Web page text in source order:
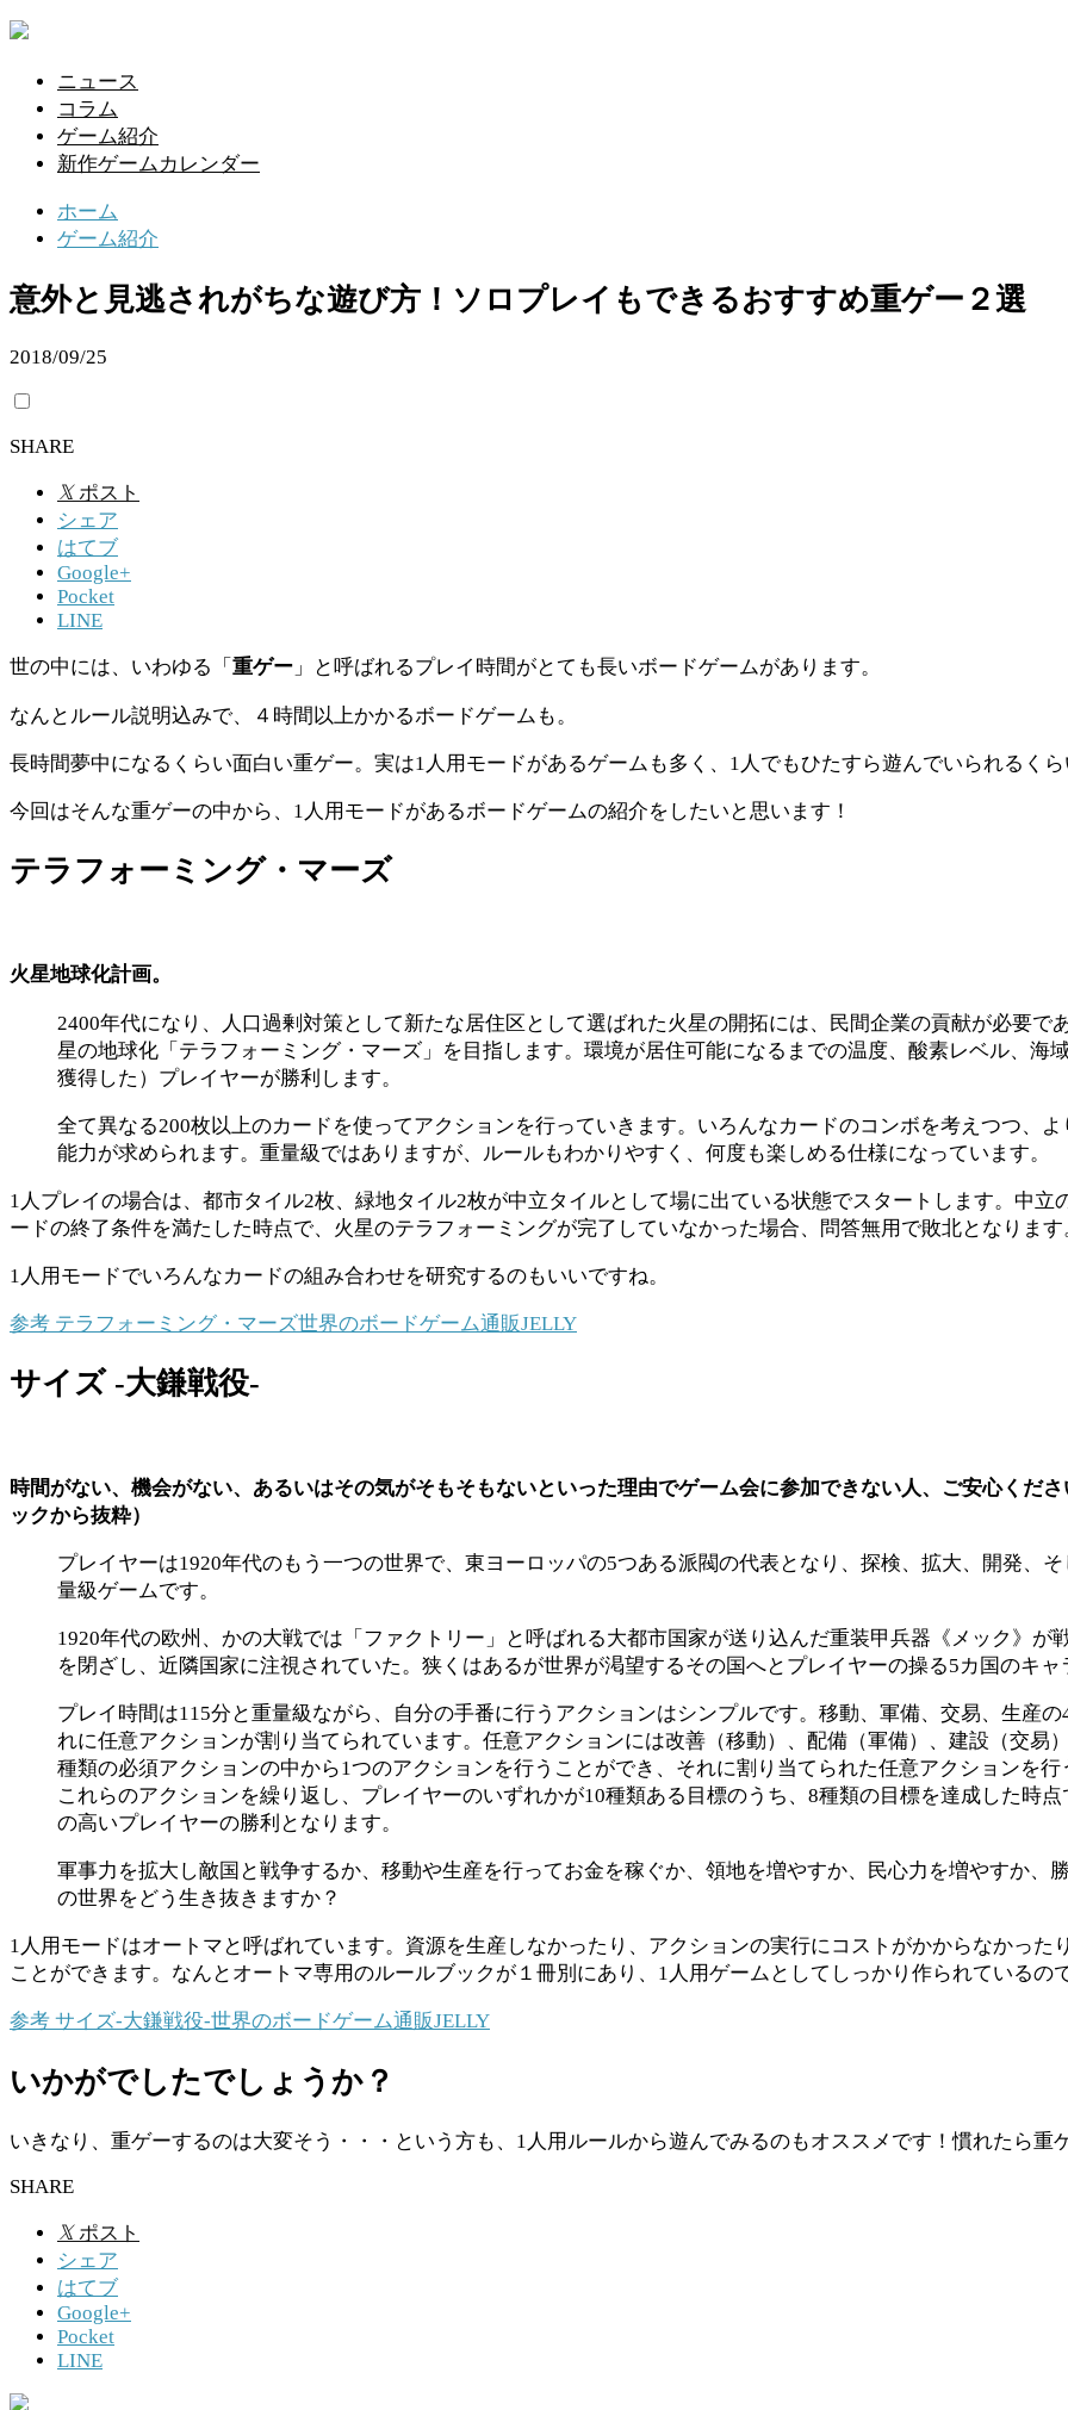
ニュース
コラム
ゲーム紹介
新作ゲームカレンダー
ホーム
ゲーム紹介
意外と見逃されがちな遊び方！ソロプレイもできるおすすめ重ゲー２選
2018/09/25
SHARE
𝕏 ポスト
シェア
はてブ
Google+
Pocket
LINE
世の中には、いわゆる「 重ゲー 」と呼ばれるプレイ時間がとても長いボードゲームがあります。
なんとルール説明込みで、４時間以上かかるボードゲームも。
長時間夢中になるくらい面白い重ゲー。実は1人用モードがあるゲームも多く、1人でもひたすら遊んでいられるく
今回はそんな重ゲーの中から、1人用モードがあるボードゲームの紹介をしたいと思います！
テラフォーミング・マーズ
火星地球化計画。
2400年代になり、人口過剰対策として新たな居住区として選ばれた火星の開拓には、民間企業の貢献が必要であ
星の地球化「テラフォーミング・マーズ」を目指します。環境が居住可能になるまでの温度、酸素レベル、海
獲得した）プレイヤーが勝利します。
全て異なる200枚以上のカードを使ってアクションを行っていきます。いろんなカードのコンボを考えつつ、
能力が求められます。重量級ではありますが、ルールもわかりやすく、何度も楽しめる仕様になっています。
1人プレイの場合は、都市タイル2枚、緑地タイル2枚が中立タイルとして場に出ている状態でスタートします。中
ードの終了条件を満たした時点で、火星のテラフォーミングが完了していなかった場合、問答無用で敗北となります
1人用モードでいろんなカードの組み合わせを研究するのもいいですね。
参考 テラフォーミング・マーズ世界のボードゲーム通販JELLY
サイズ -大鎌戦役-
時間がない、機会がない、あるいはその気がそもそもないといった理由でゲーム会に参加できない人、ご安心くだ
ックから抜粋）
プレイヤーは1920年代のもう一つの世界で、東ヨーロッパの5つある派閥の代表となり、探検、拡大、開発、
量級ゲームです。
1920年代の欧州、かの大戦では「ファクトリー」と呼ばれる大都市国家が送り込んだ重装甲兵器《メック》
を閉ざし、近隣国家に注視されていた。狭くはあるが世界が渇望するその国へとプレイヤーの操る5カ国のキャ
プレイ時間は115分と重量級ながら、自分の手番に行うアクションはシンプルです。移動、軍備、交易、生産
れに任意アクションが割り当てられています。任意アクションには改善（移動）、配備（軍備）、建設（交易
種類の必須アクションの中から1つのアクションを行うことができ、それに割り当てられた任意アクションを行
これらのアクションを繰り返し、プレイヤーのいずれかが10種類ある目標のうち、8種類の目標を達成した時
の高いプレイヤーの勝利となります。
軍事力を拡大し敵国と戦争するか、移動や生産を行ってお金を稼ぐか、領地を増やすか、民心力を増やすか、
の世界をどう生き抜きますか？
1人用モードはオートマと呼ばれています。資源を生産しなかったり、アクションの実行にコストがかからなかっ
ことができます。なんとオートマ専用のルールブックが１冊別にあり、1人用ゲームとしてしっかり作られているの
参考 サイズ-大鎌戦役-世界のボードゲーム通販JELLY
いかがでしたでしょうか？
いきなり、重ゲーするのは大変そう・・・という方も、1人用ルールから遊んでみるのもオススメです！慣れたら重
SHARE
𝕏 ポスト
シェア
はてブ
Google+
Pocket
LINE